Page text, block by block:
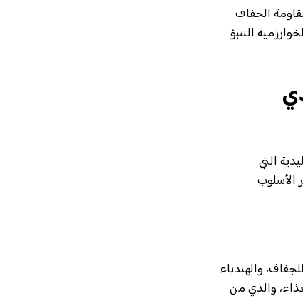
الجفاف
التنبؤ
التي
الأسلوب
والهندباء
والذي من